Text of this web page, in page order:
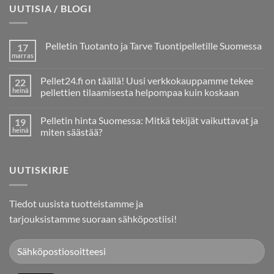
UUTISIA / BLOGI
17
marras
Pelletin Tuotanto ja Tarve Tuontipelletille Suomessa
Pelletin
Tuotanto
ja
Suomessa
22
heinä
Pellet24.fi on täällä! Uusi verkkokauppamme tekee
pellettien tilaamisesta helpompaa kuin koskaan
artikkeliin
Pellet24.fi
on
tekee
pellettien
koskaan
19
heinä
Pelletin hinta Suomessa: Mitkä tekijät vaikuttavat ja
miten säästää?
Pelletin
hinta
tekijät
vaikuttavat
miten
UUTISKIRJE
Tiedot uusista tuotteistamme ja
tarjouksistamme suoraan sähköpostiisi!